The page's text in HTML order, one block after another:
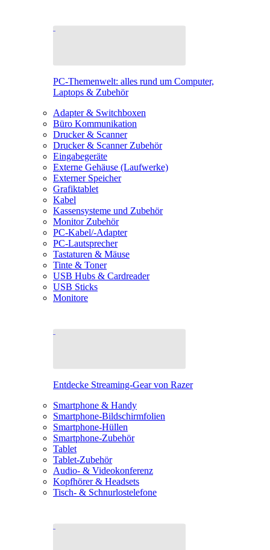
PC-Themenwelt: alles rund um Computer,
Laptops & Zubehör
Adapter & Switchboxen
Büro Kommunikation
Drucker & Scanner
Drucker & Scanner Zubehör
Eingabegeräte
Externe Gehäuse (Laufwerke)
Externer Speicher
Grafiktablet
Kabel
Kassensysteme und Zubehör
Monitor Zubehör
PC-Kabel/-Adapter
PC-Lautsprecher
Tastaturen & Mäuse
Tinte & Toner
USB Hubs & Cardreader
USB Sticks
Monitore
Entdecke Streaming-Gear von Razer
Smartphone & Handy
Smartphone-Bildschirmfolien
Smartphone-Hüllen
Smartphone-Zubehör
Tablet
Tablet-Zubehör
Audio- & Videokonferenz
Kopfhörer & Headsets
Tisch- & Schnurlostelefone